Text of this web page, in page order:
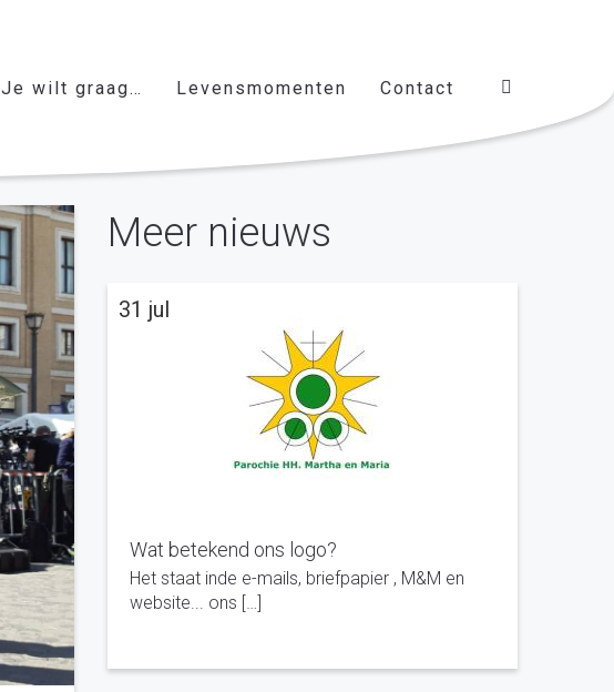
Je wilt graag… Levensmomenten Contact
Meer nieuws
Wat betekend ons logo?
Het staat inde e-mails, briefpapier , M&M en
website... ons […]
31 jul